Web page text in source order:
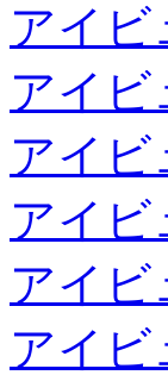
アイビ
アイビ
アイビ
アイビ
アイビ
アイビ